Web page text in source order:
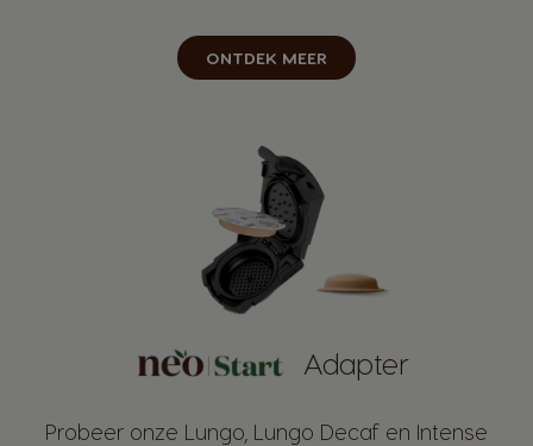
ONTDEK MEER
Adapter
Probeer onze Lungo, Lungo Decaf en Intense